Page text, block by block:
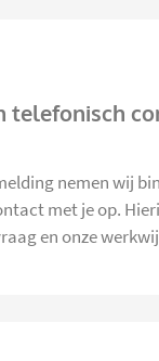
telefonisch
nemen wij
met je op.
en onze